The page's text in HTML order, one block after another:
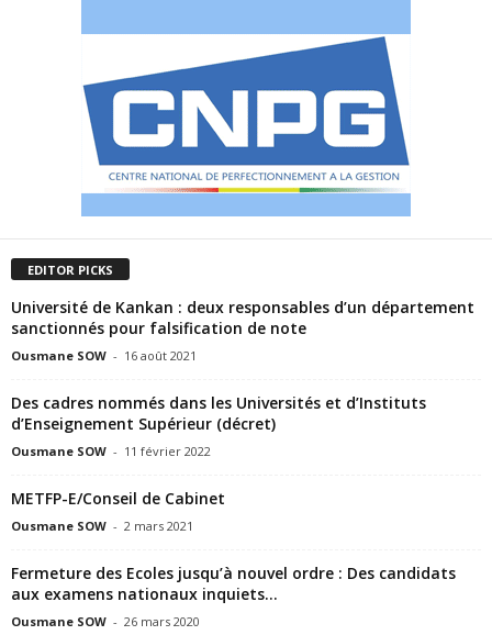
EDITOR PICKS
Université de Kankan : deux responsables d’un département
sanctionnés pour falsification de note
Ousmane SOW - 16 août 2021
Des cadres nommés dans les Universités et d’Instituts
d’Enseignement Supérieur (décret)
Ousmane SOW - 11 février 2022
METFP-E/Conseil de Cabinet
Ousmane SOW - 2 mars 2021
Fermeture des Ecoles jusqu’à nouvel ordre : Des candidats
aux examens nationaux inquiets…
Ousmane SOW - 26 mars 2020